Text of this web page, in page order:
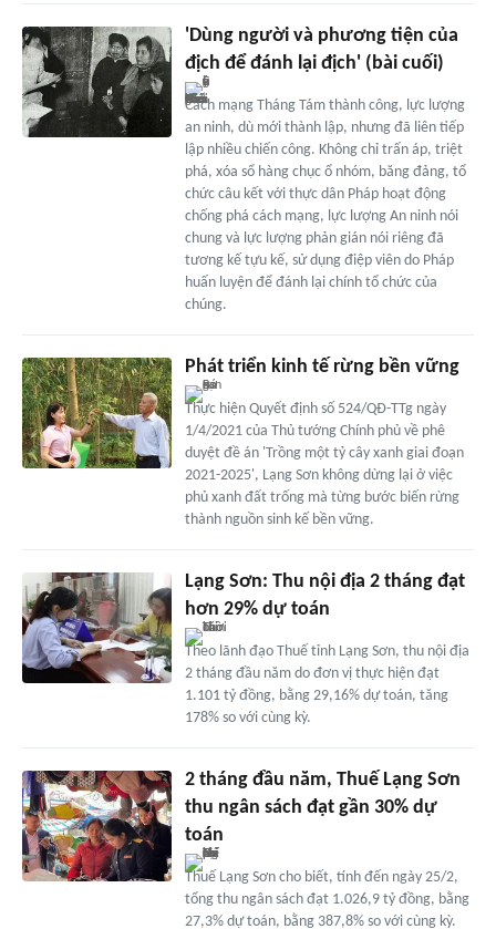
'Dùng người và phương tiện của
địch để đánh lại địch' (bài cuối)
Cách mạng Tháng Tám thành công, lực lượng
an ninh, dù mới thành lập, nhưng đã liên tiếp
lập nhiều chiến công. Không chỉ trấn áp, triệt
phá, xóa sổ hàng chục ổ nhóm, băng đảng, tổ
chức câu kết với thực dân Pháp hoạt động
chống phá cách mạng, lực lượng An ninh nói
chung và lực lượng phản gián nói riêng đã
tương kế tựu kế, sử dụng điệp viên do Pháp
huấn luyện để đánh lại chính tổ chức của
chúng.
Phát triển kinh tế rừng bền vững
Thực hiện Quyết định số 524/QĐ-TTg ngày
1/4/2021 của Thủ tướng Chính phủ về phê
duyệt đề án 'Trồng một tỷ cây xanh giai đoạn
2021-2025', Lạng Sơn không dừng lại ở việc
phủ xanh đất trống mà từng bước biến rừng
thành nguồn sinh kế bền vững.
Lạng Sơn: Thu nội địa 2 tháng đạt
hơn 29% dự toán
Theo lãnh đạo Thuế tỉnh Lạng Sơn, thu nội địa
2 tháng đầu năm do đơn vị thực hiện đạt
1.101 tỷ đồng, bằng 29,16% dự toán, tăng
178% so với cùng kỳ.
2 tháng đầu năm, Thuế Lạng Sơn
thu ngân sách đạt gần 30% dự
toán
Thuế Lạng Sơn cho biết, tính đến ngày 25/2,
tổng thu ngân sách đạt 1.026,9 tỷ đồng, bằng
27,3% dự toán, bằng 387,8% so với cùng kỳ.